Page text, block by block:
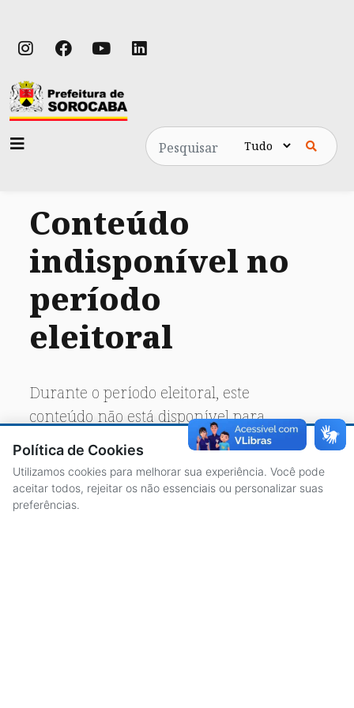
Pesquisa
Conteúdo
indisponível no
período
eleitoral
Durante o período eleitoral, este
conteúdo não está disponível para
acesso público.
Política de Cookies
Utilizamos cookies para melhorar sua experiência. Você pode
aceitar todos, rejeitar os não essenciais ou personalizar suas
preferências.